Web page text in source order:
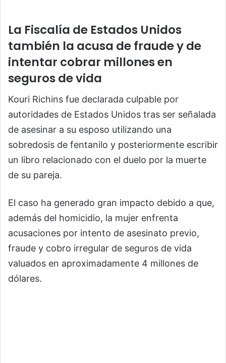
La Fiscalía de Estados Unidos
también la acusa de fraude y de
intentar cobrar millones en
seguros de vida
Kouri Richins fue declarada culpable por
autoridades de Estados Unidos tras ser señalada
de asesinar a su esposo utilizando una
sobredosis de fentanilo y posteriormente escribir
un libro relacionado con el duelo por la muerte
de su pareja.
El caso ha generado gran impacto debido a que,
además del homicidio, la mujer enfrenta
acusaciones por intento de asesinato previo,
fraude y cobro irregular de seguros de vida
valuados en aproximadamente 4 millones de
dólares.